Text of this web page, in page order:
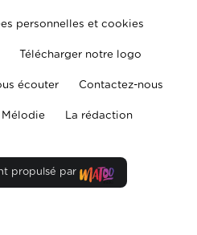
personnelles et cookies
Télécharger notre logo
écouter Contactez-nous
La rédaction
propulsé par